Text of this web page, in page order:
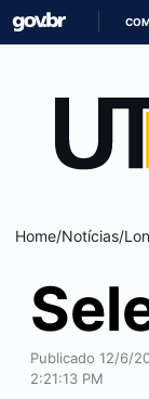
Home/Notícias/
Publicado 12/6/
2:21:13 PM